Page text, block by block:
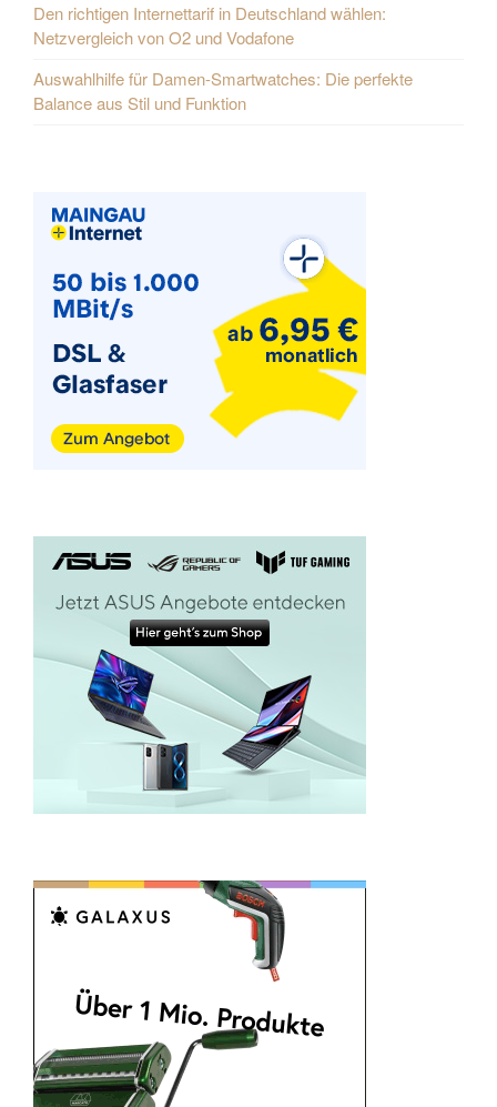
Den richtigen Internettarif in Deutschland wählen:
Netzvergleich von O2 und Vodafone
Auswahlhilfe für Damen-Smartwatches: Die perfekte
Balance aus Stil und Funktion